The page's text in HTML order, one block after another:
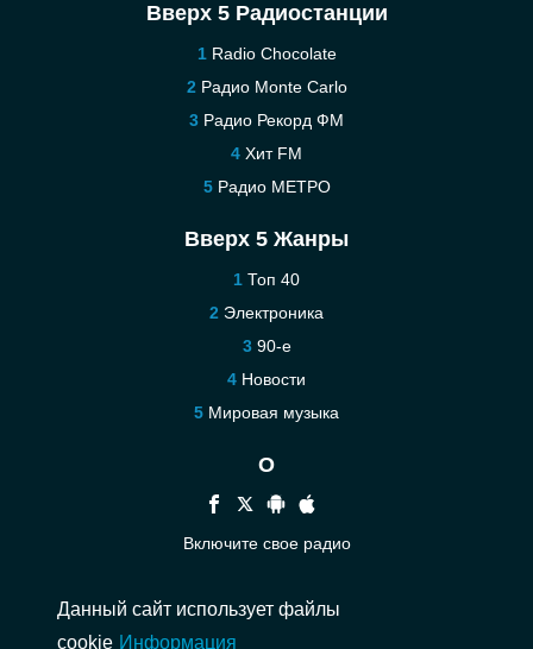
Вверх 5 Радиостанции
Radio Chocolate
Радио Monte Carlo
Радио Рекорд ФМ
Хит FM
Радио МЕТРО
Вверх 5 Жанры
Топ 40
Электроника
90-е
Новости
Мировая музыка
О
Включите свое радио
Связаться
Данный сайт использует файлы
cookie Информация